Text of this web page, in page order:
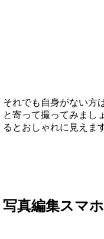
それでも自身がない方
と寄って撮ってみまし
るとおしゃれに見えま
写真編集スマ